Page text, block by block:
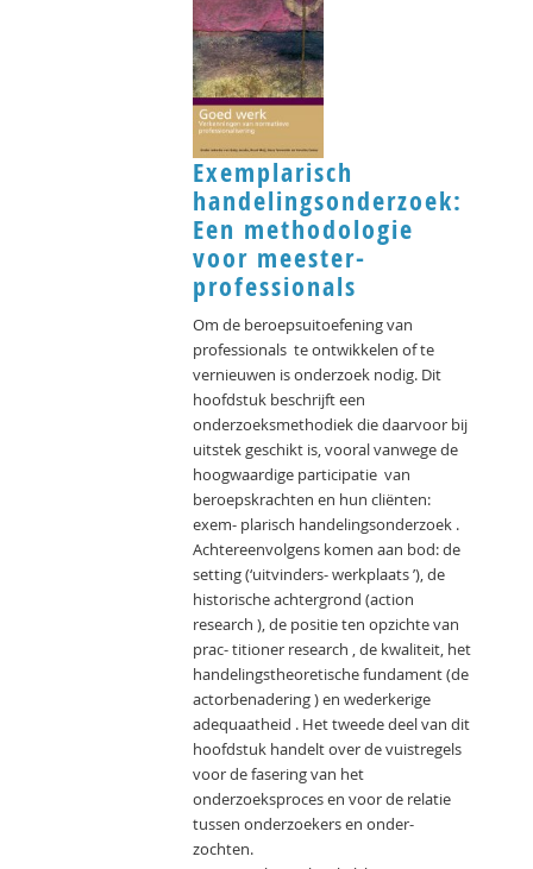
Exemplarisch
handelingsonderzoek:
Een methodologie
voor meester-
professionals
Om de beroepsuitoefening van
professionals te ontwikkelen of te
vernieuwen is onderzoek nodig. Dit
hoofdstuk beschrijft een
onderzoeksmethodiek die daarvoor bij
uitstek geschikt is, vooral vanwege de
hoogwaardige participatie van
beroepskrachten en hun cliënten:
exem- plarisch handelingsonderzoek .
Achtereenvolgens komen aan bod: de
setting (‘uitvinders- werkplaats ’), de
historische achtergrond (action
research ), de positie ten opzichte van
prac- titioner research , de kwaliteit, het
handelingstheoretische fundament (de
actorbenadering ) en wederkerige
adequaatheid . Het tweede deel van dit
hoofdstuk handelt over de vuistregels
voor de fasering van het
onderzoeksproces en voor de relatie
tussen onderzoekers en onder-
zochten.